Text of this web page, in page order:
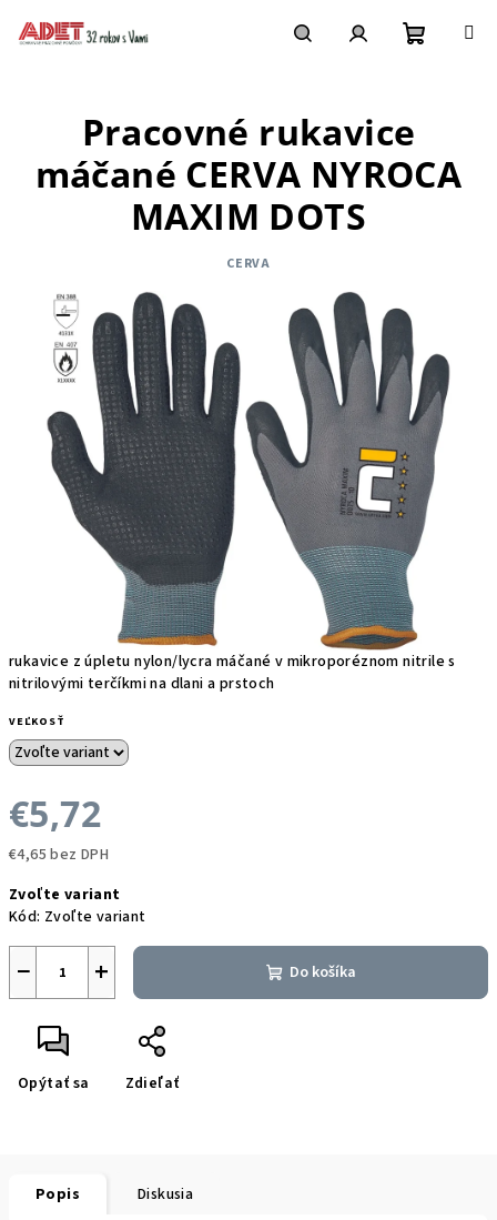
košík
rukavice z úpletu nylon/lycra máčané v mikroporéznom nitrile s
nitrilovými terčíkmi na dlani a prstoch
VEĽKOSŤ
€5,72
€4,65 bez DPH
cena:
Zvoľte variant
Kód: Zvoľte variant
+
− Do košíka
Opýtať sa Zdieľať
Pracovné rukavice
máčané CERVA NYROCA
MAXIM DOTS
CERVA
Popis Diskusia